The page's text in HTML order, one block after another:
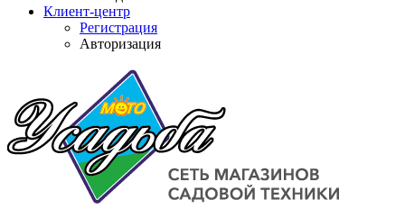
Клиент-центр
Регистрация
Авторизация